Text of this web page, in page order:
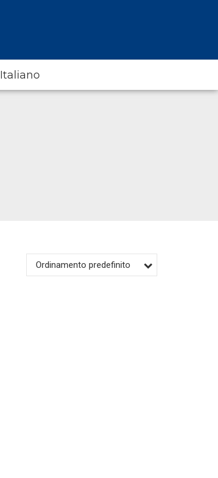
Italiano
Ordinamento predefinito